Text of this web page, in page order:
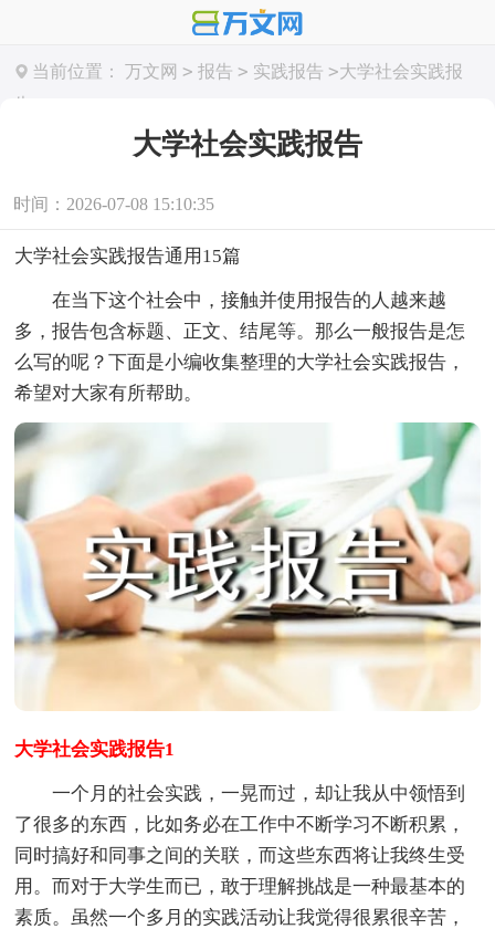
当前位置： 万文网 > 报告 > 实践报告 >大学社会实践报
告
大学社会实践报告
时间：2026-07-08 15:10:35
大学社会实践报告通用15篇
在当下这个社会中，接触并使用报告的人越来越
多，报告包含标题、正文、结尾等。那么一般报告是怎
么写的呢？下面是小编收集整理的大学社会实践报告，
希望对大家有所帮助。
大学社会实践报告1
一个月的社会实践，一晃而过，却让我从中领悟到
了很多的东西，比如务必在工作中不断学习不断积累，
同时搞好和同事之间的关联，而这些东西将让我终生受
用。而对于大学生而已，敢于理解挑战是一种最基本的
素质。虽然一个多月的实践活动让我觉得很累很辛苦，